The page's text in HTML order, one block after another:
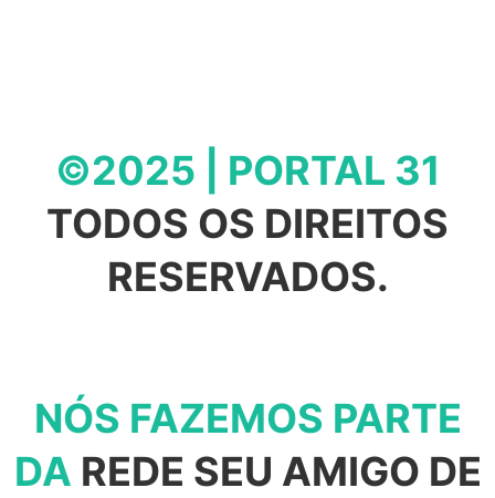
©2025 | PORTAL 31
TODOS OS DIREITOS
RESERVADOS.
NÓS FAZEMOS PARTE
DA REDE SEU AMIGO DE